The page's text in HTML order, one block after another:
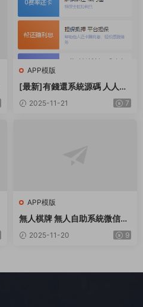
APP模版
[最新]有錢還系統源碼 人人還
衆籌還錢模式還貸系統源碼
2025-11-21 7
APP模版
無人棋牌 無人自助系統微信小
程序源碼JAVA服務端開源版
2025-11-20 9